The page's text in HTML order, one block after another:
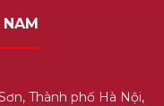
Thành phố Hà Nội,